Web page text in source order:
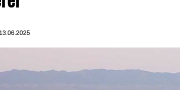
13.06.2025